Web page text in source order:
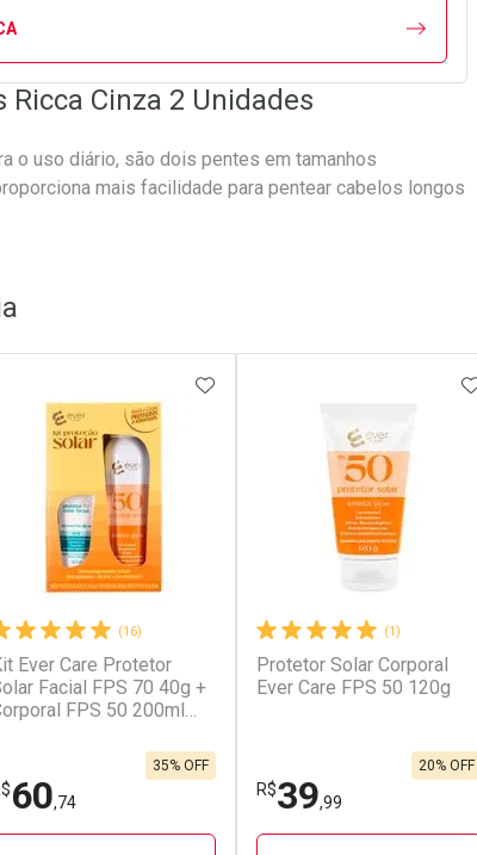
Cinza 2 Unidades
o uso diário, são dois pentes em tamanhos
mais facilidade para pentear cabelos longos
AOS FAVORITOS
(16)
Ever Care Protetor
Facial FPS 70 40g +
FPS 50 200ml
60,74
35% OFF
ADICIONAR AOS FAVORITOS
(1)
Protetor Solar Corporal
Ever Care FPS 50 120g
R$39,99
20% OFF